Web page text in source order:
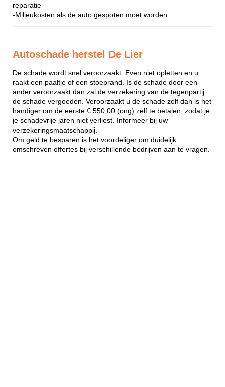
reparatie
-Milieukosten als de auto gespoten moet worden
Autoschade herstel De Lier
De schade wordt snel veroorzaakt. Even niet opletten en u
raakt een paaltje of een stoeprand. Is de schade door een
ander veroorzaakt dan zal de verzekering van de tegenpartij
de schade vergoeden. Veroorzaakt u de schade zelf dan is het
handiger om de eerste € 550,00 (ong) zelf te betalen, zodat je
je schadevrije jaren niet verliest. Informeer bij uw
verzekeringsmaatschappij.
Om geld te besparen is het voordeliger om duidelijk
omschreven offertes bij verschillende bedrijven aan te vragen.